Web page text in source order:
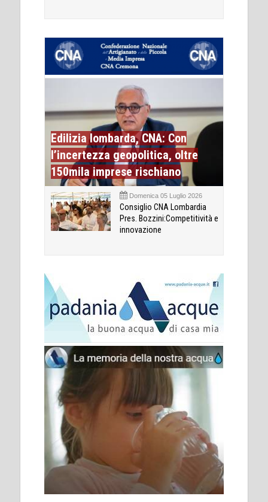
Edilizia lombarda, CNA: Con
l’incertezza geopolitica, oltre
150mila imprese rischiano
Domenica 05 Luglio 2026
Consiglio CNA Lombardia
Pres. Bozzini:Competitività e
innovazione